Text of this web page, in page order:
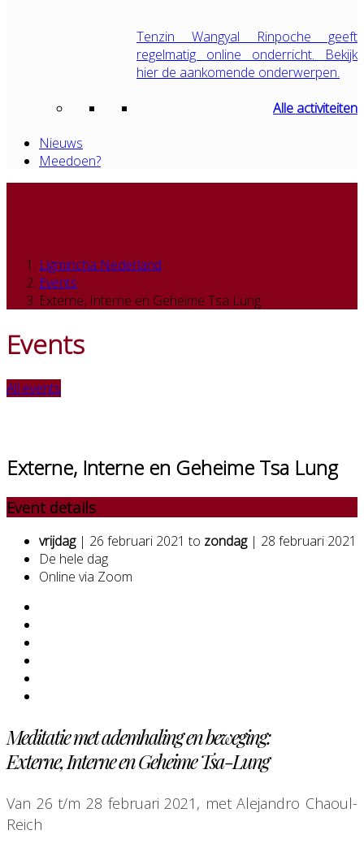
Tenzin Wangyal Rinpoche geeft
regelmatig online onderricht. Bekijk
hier de aankomende onderwerpen.
Alle activiteiten
Nieuws
Meedoen?
Ligmincha Nederland
Events
Externe, Interne en Geheime Tsa Lung
Events
All events
Externe, Interne en Geheime Tsa Lung
Event details
vrijdag| 26 februari 2021 to zondag| 28 februari 2021
De hele dag
Online via Zoom
Meditatie met ademhaling en beweging:
Externe, Interne en Geheime Tsa-Lung
Van 26 t/m 28 februari 2021, met Alejandro Chaoul-
Reich